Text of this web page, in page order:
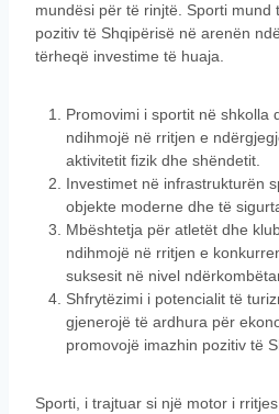
mundësi për të rinjtë. Sporti mund
pozitiv të Shqipërisë në arenën
tërheqë investime të huaja.
Promovimi i sportit në shkolla
ndihmojë në rritjen e
aktivitetit fizik dhe shëndetit.
Investimet në infrastrukturën
objekte moderne dhe të
Mbështetja për atletët dhe
ndihmojë në rritjen e
suksesit në nivel
Shfrytëzimi i potencialit të
gjenerojë të ardhura për
promovojë imazhin pozitiv të
Sporti, i trajtuar si një motor i